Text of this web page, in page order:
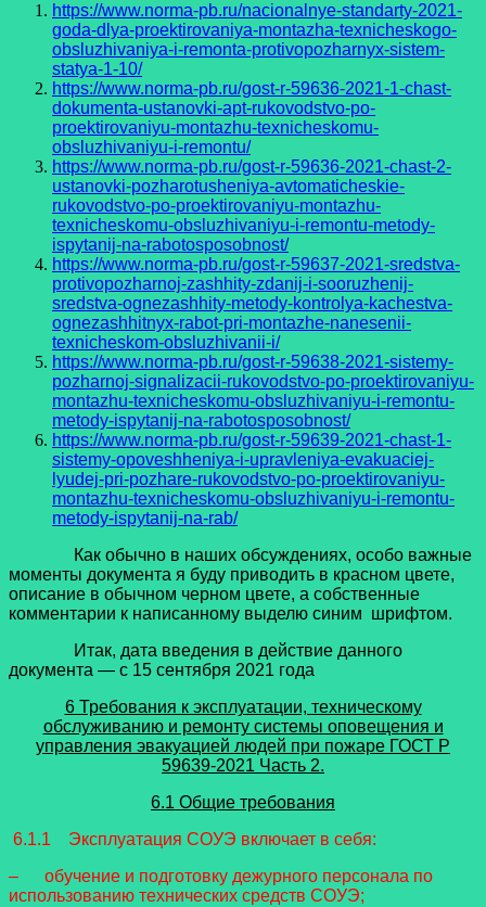
https://www.norma-pb.ru/nacionalnye-standarty-2021-
goda-dlya-proektirovaniya-montazha-texnicheskogo-
obsluzhivaniya-i-remonta-protivopozharnyx-sistem-
statya-1-10/
https://www.norma-pb.ru/gost-r-59636-2021-1-chast-
dokumenta-ustanovki-apt-rukovodstvo-po-
proektirovaniyu-montazhu-texnicheskomu-
obsluzhivaniyu-i-remontu/
https://www.norma-pb.ru/gost-r-59636-2021-chast-2-
ustanovki-pozharotusheniya-avtomaticheskie-
rukovodstvo-po-proektirovaniyu-montazhu-
texnicheskomu-obsluzhivaniyu-i-remontu-metody-
ispytanij-na-rabotosposobnost/
https://www.norma-pb.ru/gost-r-59637-2021-sredstva-
protivopozharnoj-zashhity-zdanij-i-sooruzhenij-
sredstva-ognezashhity-metody-kontrolya-kachestva-
ognezashhitnyx-rabot-pri-montazhe-nanesenii-
texnicheskom-obsluzhivanii-i/
https://www.norma-pb.ru/gost-r-59638-2021-sistemy-
pozharnoj-signalizacii-rukovodstvo-po-proektirovaniyu-
montazhu-texnicheskomu-obsluzhivaniyu-i-remontu-
metody-ispytanij-na-rabotosposobnost/
https://www.norma-pb.ru/gost-r-59639-2021-chast-1-
sistemy-opoveshheniya-i-upravleniya-evakuaciej-
lyudej-pri-pozhare-rukovodstvo-po-proektirovaniyu-
montazhu-texnicheskomu-obsluzhivaniyu-i-remontu-
metody-ispytanij-na-rab/
Как обычно в наших обсуждениях, особо важные
моменты документа я буду приводить в красном цвете,
описание в обычном черном цвете, а собственные
комментарии к написанному выделю синим шрифтом.
Итак, дата введения в действие данного
документа — с 15 сентября 2021 года
6 Требования к эксплуатации, техническому
обслуживанию и ремонту системы оповещения и
управления эвакуацией людей при пожаре ГОСТ Р
59639-2021 Часть 2.
6.1 Общие требования
6.1.1 Эксплуатация СОУЭ включает в себя:
– обучение и подготовку дежурного персонала по
использованию технических средств СОУЭ;